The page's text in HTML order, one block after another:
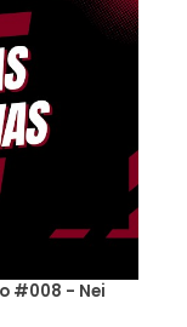
#008 - Nei